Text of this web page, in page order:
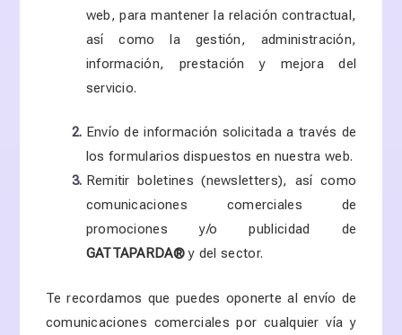
web, para mantener la relación contractual,
así como la gestión, administración,
información, prestación y mejora del
servicio.
Envío de información solicitada a través de
los formularios dispuestos en nuestra web.
Remitir boletines (newsletters), así como
comunicaciones comerciales de
promociones y/o publicidad de
GATTAPARDA®y del sector.
Te recordamos que puedes oponerte al envío de
comunicaciones comerciales por cualquier vía y